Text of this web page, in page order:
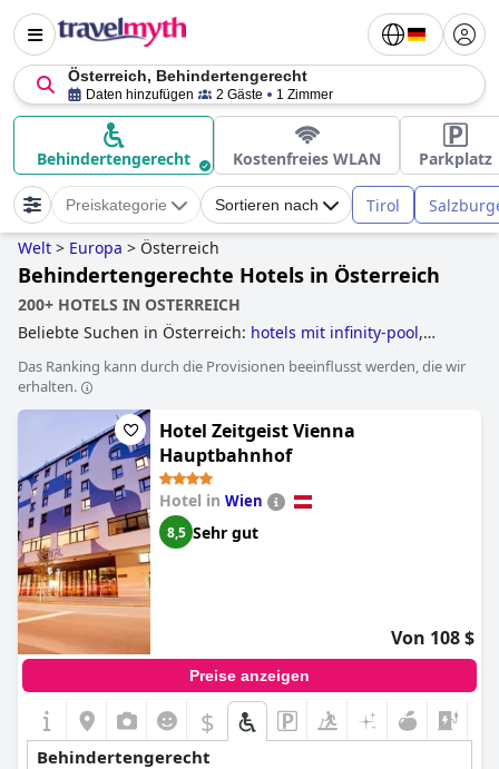
Österreich, Behindertengerecht
Daten hinzufügen 2 Gäste 1 Zimmer
Behindertengerecht Kostenfreies WLAN Parkplatz
Preiskategorie Sortieren nach Tirol
Welt > Europa > Österreich
Behindertengerechte Hotels in Österreich
200+ HOTELS IN OSTERREICH
Beliebte Suchen in Österreich: hotels mit infinity-pool,
wasserrutsche, familienhotels,tennishotels,hotels mit
hundebetreuung
luxushotels,hotels mit fitnessstudio
historische hotels,hotels, die einige nachhaltige
praktiken umgesetzt haben,skihotels an der piste
mit pool ,yoga hotels,wellnesshotels
romantische hotels,hotels mit aquapark
hundefreundliche hotels ,hotels in der nähe von
weinbergen,hotels mit whirlpool im zimmer
privatpool,außergewöhnliche hotels
sterne-hotels,baumhaushotels
schlosshotels,hotels mit hallenbad
angeboten,behindertengerechte hotels
hotels mit kostenfreiem wlan
hotels mit kamin im zimmer,
hotels mit extra sicherheits und hygienevorschriften
Das Ranking kann durch die Provisionen beeinflusst werden, die wir
erhalten.
Hotel Zeitgeist Vienna
Hauptbahnhof
Hotel in Wien
8,5 Sehr gut
Von 108 $
Preise anzeigen
$
Behindertengerecht